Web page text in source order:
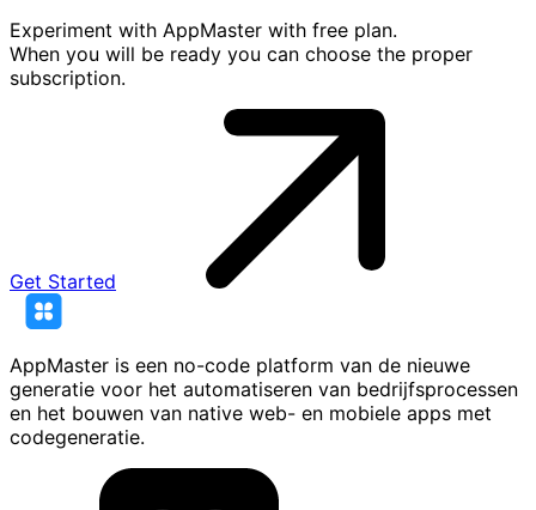
Experiment with AppMaster with free plan.
When you will be ready you can choose the proper
subscription.
Get Started
AppMaster is een no-code platform van de nieuwe
generatie voor het automatiseren van bedrijfsprocessen
en het bouwen van native web- en mobiele apps met
codegeneratie.